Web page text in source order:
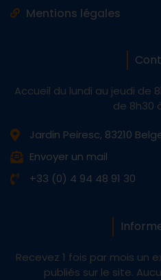
Mentions légales
Accueil du lundi au jeudi de
de 8h30
Jardin Peiresc, 83210
Envoyer un mail
+33 (0) 4 94 48 91 30
Recevez 1 fois par mois un
publiés sur le site.